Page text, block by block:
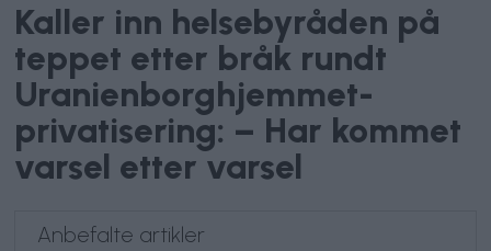
Kaller inn helsebyråden på
teppet etter bråk rundt
Uranienborghjemmet-
privatisering: – Har kommet
varsel etter varsel
Anbefalte artikler